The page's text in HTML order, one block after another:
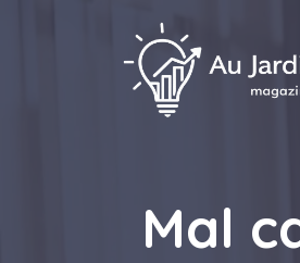
Mal